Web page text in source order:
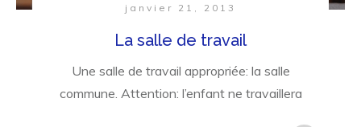
janvier 21, 2013
La salle de travail
Une salle de travail appropriée: la salle
commune. Attention: l’enfant ne travaillera